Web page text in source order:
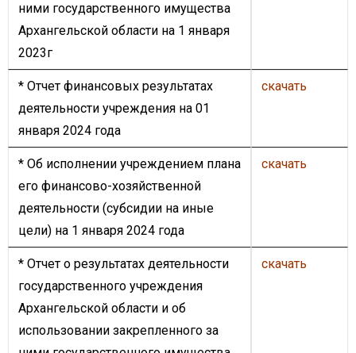
ними государственного имущества
Архангельской области на 1 января
2023г
* Отчет финансовых результатах
деятельности учреждения на 01
января 2024 года
скачать
* Об исполнении учреждением плана
его финансово-хозяйственной
деятельности (субсидии на иные
цели) на 1 января 2024 года
скачать
* Отчет о результатах деятельности
государственного учреждения
Архангельской области и об
использовании закрепленного за
скачать